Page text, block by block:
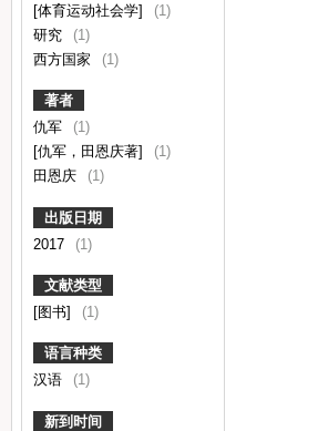
[体育运动社会学]
(1)
研究
(1)
西方国家
(1)
著者
仇军
(1)
[仇军，田恩庆著]
(1)
田恩庆
(1)
出版日期
2017
(1)
文献类型
[图书]
(1)
语言种类
汉语
(1)
新到时间